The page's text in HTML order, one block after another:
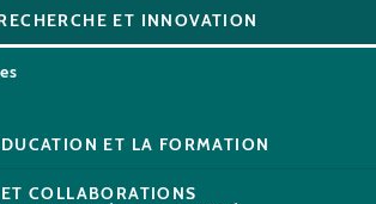
ET INNOVATION
ET LA FORMATION
COLLABORATIONS